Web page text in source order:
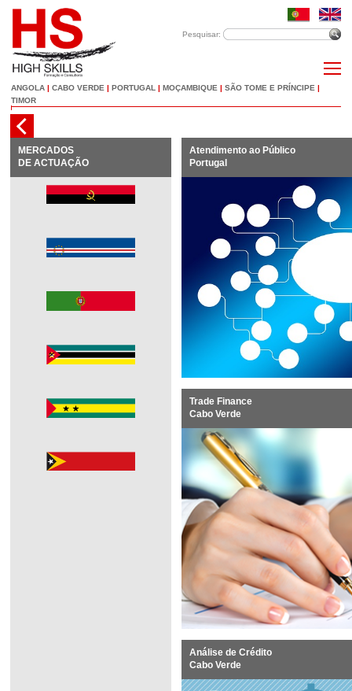
Pesquisar:
ANGOLA | CABO VERDE | PORTUGAL | MOÇAMBIQUE | SÃO TOME E PRÍNCIPE |
TIMOR
MERCADOS
DE ACTUAÇÃO
Atendimento ao Público
Portugal
Trade Finance
Cabo Verde
Análise de Crédito
Cabo Verde